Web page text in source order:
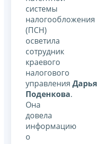
системы
налогообложения
(ПСН)
осветила
сотрудник
краевого
налогового
управления Дарья
Поденкова.
Она
довела
информацию
о